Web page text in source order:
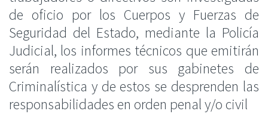
de oficio por los Cuerpos y Fuerzas de
Seguridad del Estado, mediante la Policía
Judicial, los informes técnicos que emitirán
serán realizados por sus gabinetes de
Criminalística y de estos se desprenden las
responsabilidades en orden penal y/o civil